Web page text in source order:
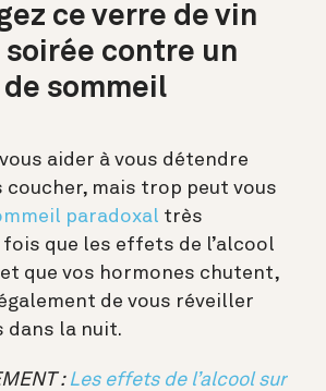
ce verre de vin
contre un
sommeil
aider à vous détendre
coucher, mais trop peut vous
paradoxal très
fois que les effets de l’alcool
que vos hormones chutent,
de vous réveiller
dans la nuit.
: Les effets de l’alcool sur